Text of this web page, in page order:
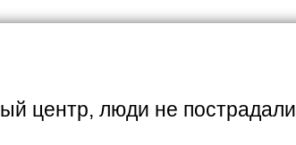
центр, люди не пострадали